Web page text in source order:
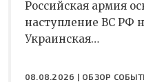
Российская армия
наступление ВС РФ
Украинская…
08.08.2026 | ОБЗОР